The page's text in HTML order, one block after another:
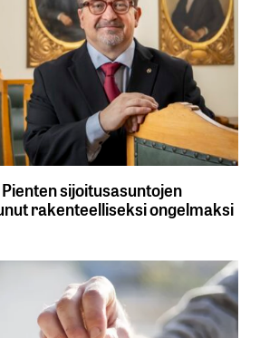
sijoitusasuntojen
rakenteelliseksi ongelmaksi